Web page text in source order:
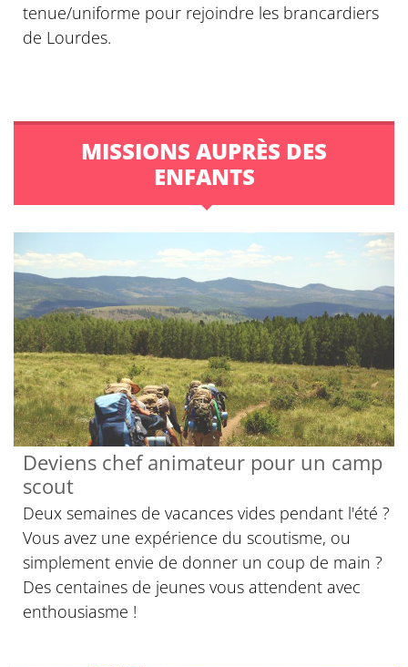
tenue/uniforme pour rejoindre les brancardiers
de Lourdes.
MISSIONS AUPRÈS DES
ENFANTS
Deviens chef animateur pour un camp
scout
Deux semaines de vacances vides pendant l'été ?
Vous avez une expérience du scoutisme, ou
simplement envie de donner un coup de main ?
Des centaines de jeunes vous attendent avec
enthousiasme !